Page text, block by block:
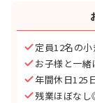
定員12名の
お子様と一
年間休日125
残業ほぼな